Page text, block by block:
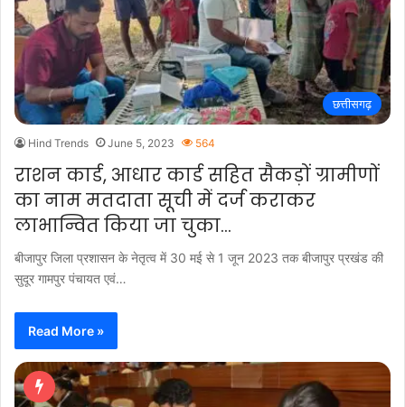
छत्तीसगढ़
Hind Trends June 5, 2023 564
राशन कार्ड, आधार कार्ड सहित सैकड़ों ग्रामीणों
का नाम मतदाता सूची में दर्ज कराकर
लाभान्वित किया जा चुका…
बीजापुर जिला प्रशासन के नेतृत्व में 30 मई से 1 जून 2023 तक बीजापुर प्रखंड की
सुदूर गामपुर पंचायत एवं…
Read More »